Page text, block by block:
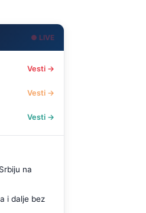
● LIVE
Vesti →
Vesti →
Vesti →
na
i dalje bez